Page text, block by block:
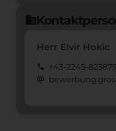
domain
Herr Elvir Hokic
call +43-2245-
alternate_email